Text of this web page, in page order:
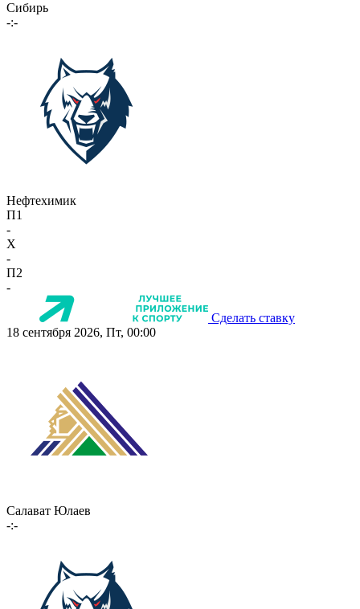
Сибирь
-:-
Нефтехимик
П1
-
X
-
П2
-
Сделать ставку
18 сентября 2026, Пт, 00:00
Салават Юлаев
-:-